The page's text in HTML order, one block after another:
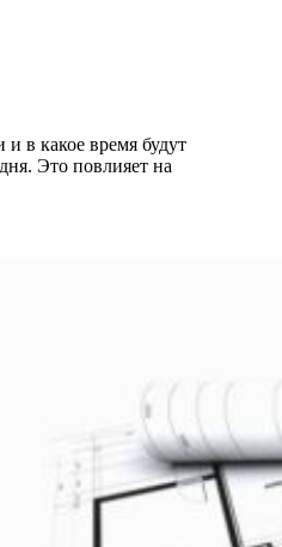
в какое время будут
Это повлияет на